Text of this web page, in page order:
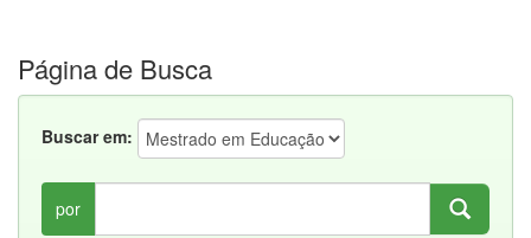
Página de Busca
Buscar em:
por